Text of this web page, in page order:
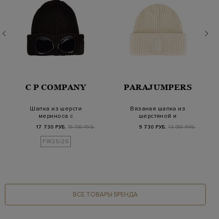
C P COMPANY
Шапка из шерсти
мериноса с
фирменными линзами
Google
17 730 РУБ. 19 700 РУБ.
FW25/26
PARAJUMPERS
Вязаная шапка из
шерстяной и
хлопковой пряжи с
отворот…
9 730 РУБ. 13 900 РУБ.
ВСЕ ТОВАРЫ БРЕНДА